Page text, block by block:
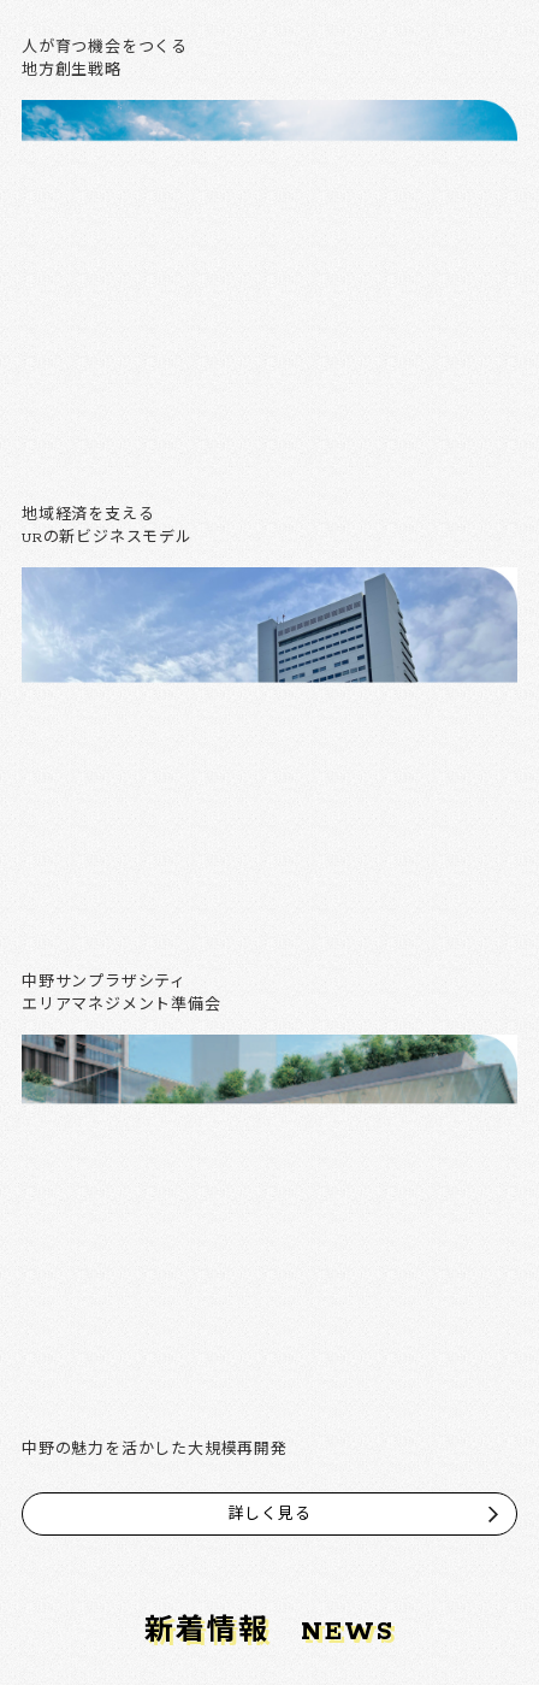
人が育つ機会をつくる
地方創生戦略
地域経済を支える
URの新ビジネスモデル
中野サンプラザシティ
エリアマネジメント準備会
中野の魅力を活かした大規模再開発
詳しく見る
新着情報 NEWS